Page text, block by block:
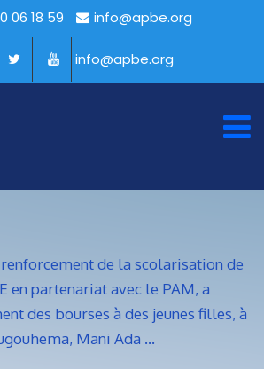
06 18 59 info@apbe.org
info@apbe.org
de la scolarisation de
en partenariat avec le PAM, a
des bourses à des jeunes filles, à
Mani Ada …